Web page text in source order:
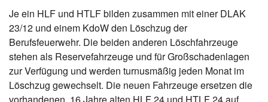
Je ein HLF und HTLF bilden zusammen mit einer DLAK
23/12 und einem KdoW den Löschzug der
Berufsfeuerwehr. Die beiden anderen Löschfahrzeuge
stehen als Reservefahrzeuge und für Großschadenlagen
zur Verfügung und werden turnusmäßig jeden Monat im
Löschzug gewechselt. Die neuen Fahrzeuge ersetzen die